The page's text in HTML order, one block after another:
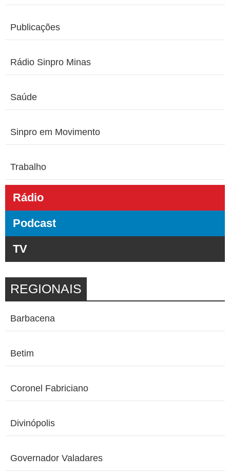
Publicações
Rádio Sinpro Minas
Saúde
Sinpro em Movimento
Trabalho
Rádio
Podcast
TV
REGIONAIS
Barbacena
Betim
Coronel Fabriciano
Divinópolis
Governador Valadares